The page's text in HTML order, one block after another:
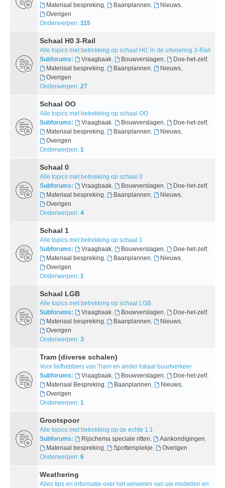
Materiaal bespreking, Baanplannen, Nieuws,
Overigen
Onderwerpen: 115
Schaal H0 3-Rail
Alle topics met betrekking op schaal H0, in de uitvoering 3-Rail
Subforums:
Vraagbaak, Bouwverslagen, Doe-het-zelf,
Materiaal bespreking, Baanplannen, Nieuws,
Overigen
Onderwerpen: 27
Schaal OO
Alle topics met betrekking op schaal OO
Subforums:
Vraagbaak, Bouwverslagen, Doe-het-zelf,
Materiaal bespreking, Baanplannen, Nieuws,
Overigen
Onderwerpen: 1
Schaal 0
Alle topics met betrekking op schaal 0
Subforums:
Vraagbaak, Bouwverslagen, Doe-het-zelf,
Materiaal bespreking, Baanplannen, Nieuws,
Overigen
Onderwerpen: 4
Schaal 1
Alle topics met betrekking op schaal 1
Subforums:
Vraagbaak, Bouwverslagen, Doe-het-zelf,
Materiaal bespreking, Baanplannen, Nieuws,
Overigen
Onderwerpen: 1
Schaal LGB
Alle topics met betrekking op schaal LGB
Subforums:
Vraagbaak, Bouwverslagen, Doe-het-zelf,
Materiaal bespreking, Baanplannen, Nieuws,
Overigen
Onderwerpen: 3
Tram (diverse schalen)
Voor liefhebbers van Tram en ander lokaal buurtverkeer
Subforums:
Vraagbaak, Bouwverslagen, Doe-het-zelf,
Materiaal Bespreking, Baanplannen, Nieuws,
Overigen
Onderwerpen: 1
Grootspoor
Alle topics met betrekking op de echte 1:1
Subforums:
Rijschema speciale ritten, Aankondigingen,
Materiaal bespreking, Spottersplekje,
Overigen
Onderwerpen: 6
Weathering
Alles tips en informatie over het verweren van uw modellen en